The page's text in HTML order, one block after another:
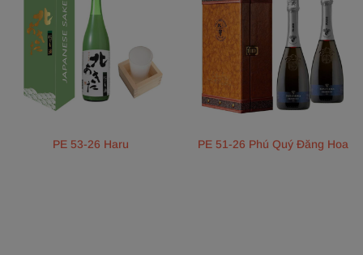
PE 53-26 Haru PE 51-26 Phú Quý Đăng Hoa